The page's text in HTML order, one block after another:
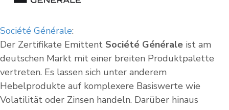
Société Générale:
Der Zertifikate Emittent Société Générale ist am
deutschen Markt mit einer breiten Produktpalette
vertreten. Es lassen sich unter anderem
Hebelprodukte auf komplexere Basiswerte wie
Volatilität oder Zinsen handeln. Darüber hinaus